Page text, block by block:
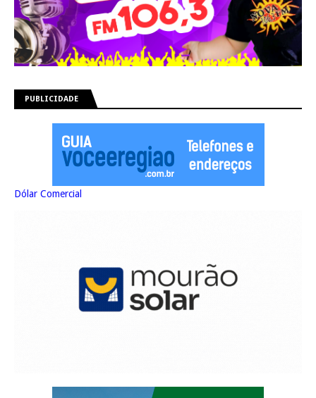
PUBLICIDADE
Dólar Comercial